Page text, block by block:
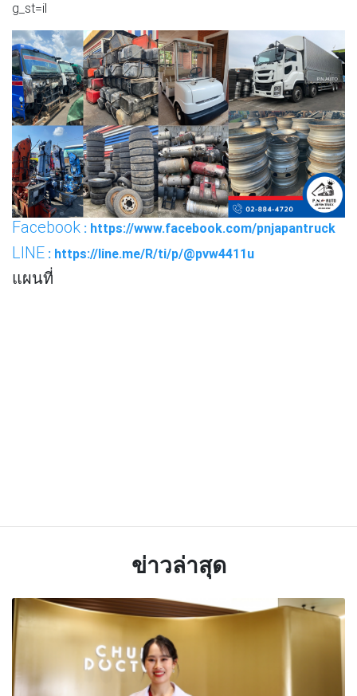
g_st=il
Facebook : https://www.facebook.com/pnjapantruck
LINE : https://line.me/R/ti/p/@pvw4411u
แผนที่
ข่าวล่าสุด